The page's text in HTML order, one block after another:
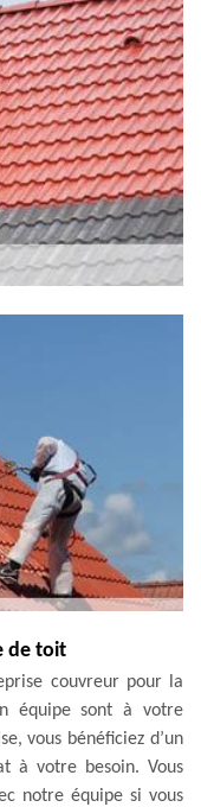
de toit
couvreur pour la
équipe sont à votre
vous bénéficiez d’un
à votre besoin. Vous
notre équipe si vous